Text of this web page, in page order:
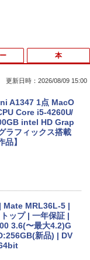
10000P！｜2021
トパソコン Windo
A5511 第11世
メモリ32GB 秒速
キー内蔵 15.6型大
送料無料 WIFI
Intel Celeron Wi
付き メモリ16
型選択可 Blueto
更新日時：2026/08/09 15:00
A1347 1点 MacO
Core i5-4260U/
intel HD Grap
ラフィックス搭載
】
Mate MRL36L-5 |
ップ | 一年保証 |
3.6(〜最大4.2)G
新品) | DV
本